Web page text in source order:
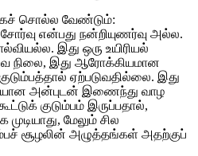
சொல்ல வேண்டும்:
என்பது நன்றியுணர்வு அல்ல.
இது ஒரு உயிரியல்
நிலை, இது ஆரோக்கியமான
ஏற்படுவதில்லை. இது
அன்புடன் இணைந்து வாழ
குடும்பம் இருப்பதால்,
மேலும் சில
சூழலின் அழுத்தங்கள் அதற்குப்